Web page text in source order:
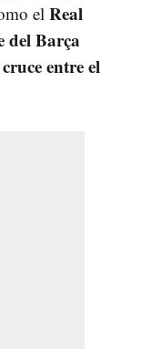
el Real
del Barça
entre el